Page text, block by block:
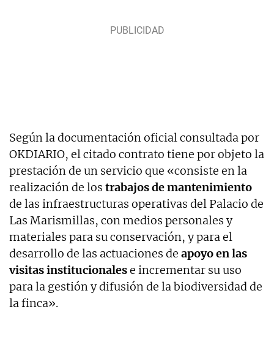
Según la documentación oficial consultada por
OKDIARIO, el citado contrato tiene por objeto la
prestación de un servicio que «consiste en la
realización de los trabajos de mantenimiento
de las infraestructuras operativas del Palacio de
Las Marismillas, con medios personales y
materiales para su conservación, y para el
desarrollo de las actuaciones de apoyo en las
visitas institucionalese incrementar su uso
para la gestión y difusión de la biodiversidad de
la finca».